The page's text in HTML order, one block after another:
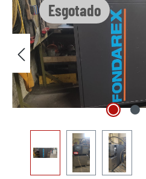
Esgotado